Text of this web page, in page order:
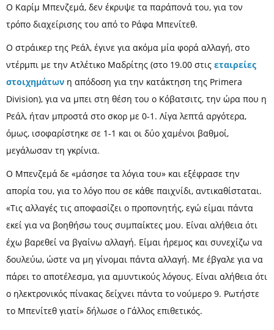
Ο Καρίμ Μπενζεμά, δεν έκρυψε τα παράπονά του, για τον
τρόπο διαχείρισης του από το Ράφα Μπενίτεθ.
Ο στράικερ της Ρεάλ, έγινε για ακόμα μία φορά αλλαγή, στο
ντέρμπι με την Ατλέτικο Μαδρίτης (στο 19.00 στις εταιρείες
στοιχημάτων η απόδοση για την κατάκτηση της Primera
Division), για να μπει στη θέση του ο Κόβατσιτς, την ώρα που η
Ρεάλ, ήταν μπροστά στο σκορ με 0-1. Λίγα λεπτά αργότερα,
όμως, ισοφαρίστηκε σε 1-1 και οι δύο χαμένοι βαθμοί,
μεγάλωσαν τη γκρίνια.
Ο Μπενζεμά δε «μάσησε τα λόγια του» και εξέφρασε την
απορία του, για το λόγο που σε κάθε παιχνίδι, αντικαθίσταται.
«Τις αλλαγές τις αποφασίζει ο προπονητής, εγώ είμαι πάντα
εκεί για να βοηθήσω τους συμπαίκτες μου. Eίναι αλήθεια ότι
έχω βαρεθεί να βγαίνω αλλαγή. Είμαι ήρεμος και συνεχίζω να
δουλεύω, ώστε να μη γίνομαι πάντα αλλαγή. Με έβγαλε για να
πάρει το αποτέλεσμα, για αμυντικούς λόγους. Είναι αλήθεια ότι
ο ηλεκτρονικός πίνακας δείχνει πάντα το νούμερο 9. Ρωτήστε
το Μπενίτεθ γιατί» δήλωσε ο Γάλλος επιθετικός.